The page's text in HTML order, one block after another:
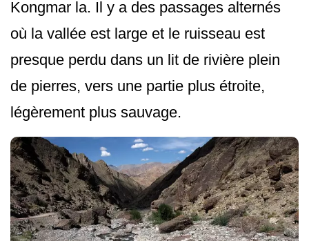
Kongmar la. Il y a des passages alternés
où la vallée est large et le ruisseau est
presque perdu dans un lit de rivière plein
de pierres, vers une partie plus étroite,
légèrement plus sauvage.